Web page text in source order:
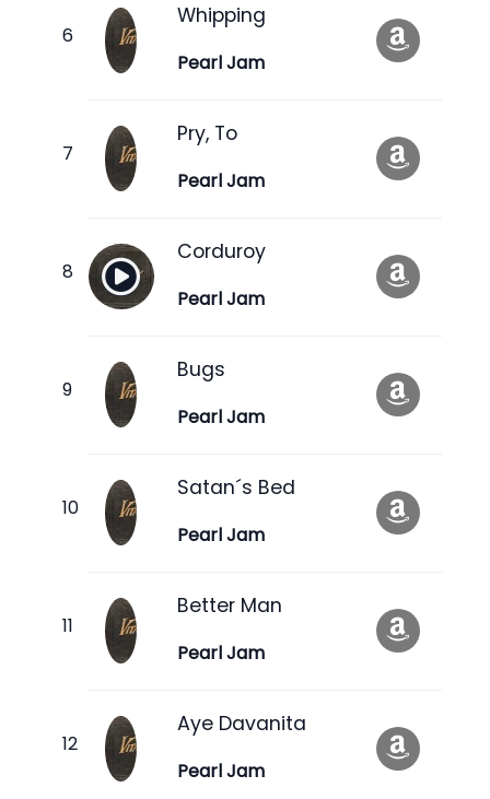
Whipping
Pearl Jam
Pry, To
Pearl Jam
Corduroy
Pearl Jam
Bugs
Pearl Jam
Satan´s Bed
Pearl Jam
Better Man
Pearl Jam
Aye Davanita
Pearl Jam